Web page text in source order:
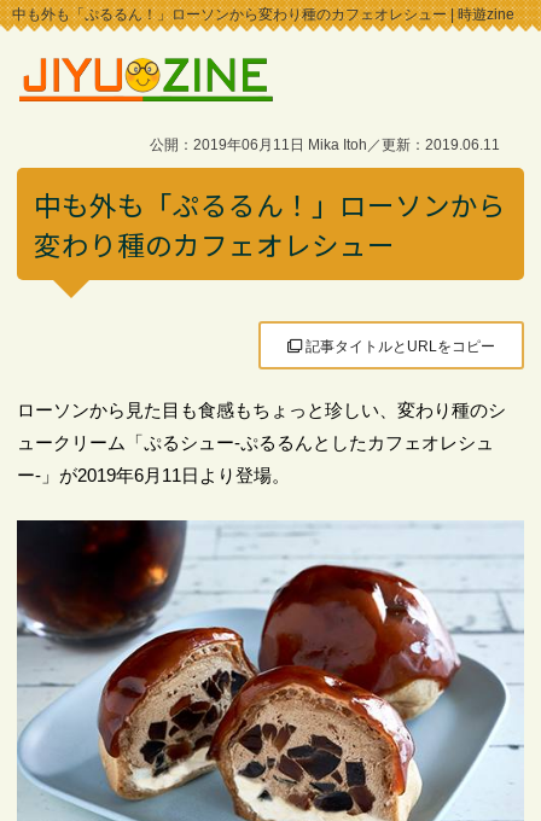
中も外も「ぷるるん！」ローソンから変わり種のカフェオレシュー | 時遊zine
公開：2019年06月11日 Mika Itoh／更新：2019.06.11
中も外も「ぷるるん！」ローソンから
変わり種のカフェオレシュー
記事タイトルとURLをコピー
ローソンから見た目も食感もちょっと珍しい、変わり種のシ
ュークリーム「ぷるシュー‐ぷるるんとしたカフェオレシュ
ー‐」が2019年6月11日より登場。